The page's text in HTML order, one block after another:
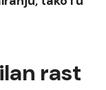
rast